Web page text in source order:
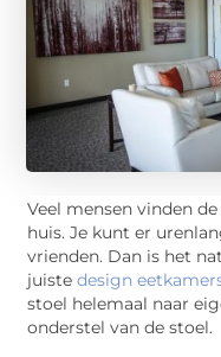
Veel mensen vinden
huis. Je kunt er
vrienden. Dan is het
juistedesign
stoel helemaal naar
onderstel van de stoel.